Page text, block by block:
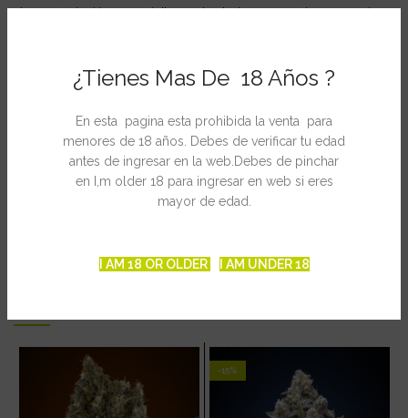
¿Tienes Mas De 18 Años ?
En esta pagina esta prohibida la venta para
menores de 18 años. Debes de verificar tu edad
antes de ingresar en la web.Debes de pinchar
en I,m older 18 para ingresar en web si eres
mayor de edad.
I AM 18 OR OLDER I AM UNDER 18
alguna mutación esporádica en las hojas, pero esto es común
Ficgha Técnica
Tiempo de floración: 49 días
Altura: 50 – 70cm
Rendimiento: alto
INFORMACIÓN ADICIONAL
-15%